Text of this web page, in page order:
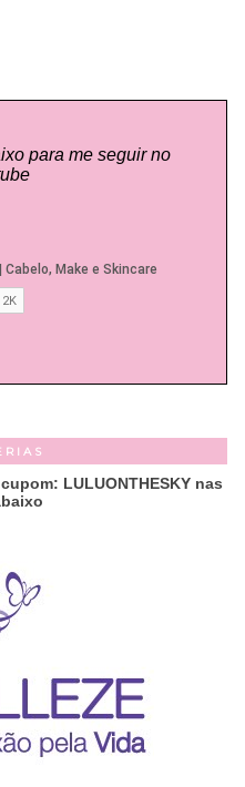
para me seguir no
LULUONTHESKY nas